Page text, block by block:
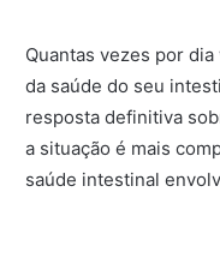
Quantas vezes por
da saúde do seu
resposta definitiva
a situação é mais
saúde intestinal